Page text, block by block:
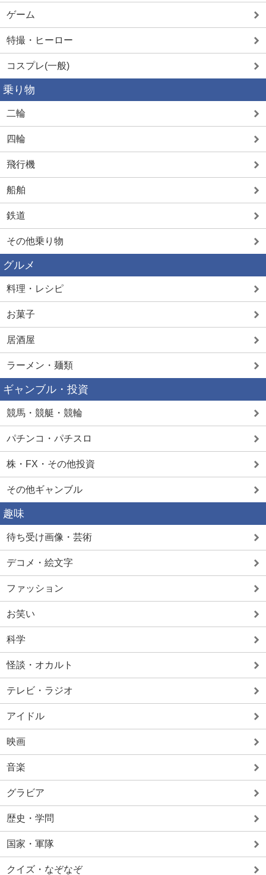
ゲーム
特撮・ヒーロー
コスプレ(一般)
乗り物
二輪
四輪
飛行機
船舶
鉄道
その他乗り物
グルメ
料理・レシピ
お菓子
居酒屋
ラーメン・麺類
ギャンブル・投資
競馬・競艇・競輪
パチンコ・パチスロ
株・FX・その他投資
その他ギャンブル
趣味
待ち受け画像・芸術
デコメ・絵文字
ファッション
お笑い
科学
怪談・オカルト
テレビ・ラジオ
アイドル
映画
音楽
グラビア
歴史・学問
国家・軍隊
クイズ・なぞなぞ